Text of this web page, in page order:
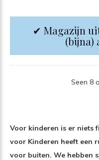
✔ Magazijn
(bijna)
Seen 8
Voor kinderen is er niets
voor Kinderen heeft een
voor buiten. We hebben